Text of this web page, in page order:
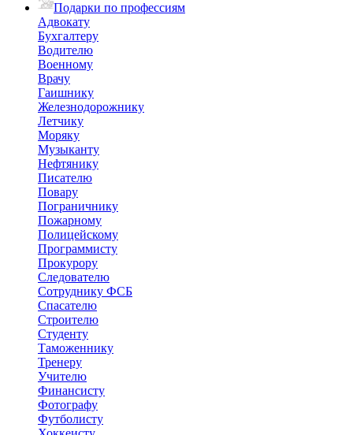
Подарки по профессиям
Адвокату
Бухгалтеру
Водителю
Военному
Врачу
Гаишнику
Железнодорожнику
Летчику
Моряку
Музыканту
Нефтянику
Писателю
Повару
Пограничнику
Пожарному
Полицейскому
Программисту
Прокурору
Следователю
Сотруднику ФСБ
Спасателю
Строителю
Студенту
Таможеннику
Тренеру
Учителю
Финансисту
Фотографу
Футболисту